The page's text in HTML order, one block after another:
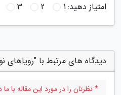
امتیاز دهید:1
2
3
دیدگاه های مرتبط با "رویاهای
* نظرتان را در مورد این مقاله با ما